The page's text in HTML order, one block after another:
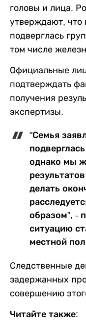
головы и лица.
утверждают, что
подверглась
том числе
Официальные
подтверждать
получения
экспертизы.
"Семья
однако мы
делать
образом”, -
ситуацию
местной
Следственные
задержанных
совершению
Читайте также: